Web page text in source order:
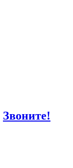
Звоните!